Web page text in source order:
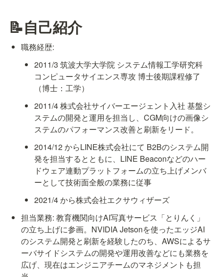
📝自己紹介
職務経歴:
2011/3 筑波大学大学院 システム情報工学研究科
コンピュータサイエンス専攻 博士後期課程修了
（博士：工学）
2011/4 株式会社サイバーエージェント入社 基盤シ
ステムの開発と運用を担当し、CGM向けの画像シ
ステムのパフォーマンス改善と刷新をリード。
2014/12 からLINE株式会社にて B2Bのシステム開
発を担当するとともに、LINE Beaconなどのハー
ドウェア連動プラットフォームの立ち上げメンバ
ーとして技術面全般の業務に従事
2021/4 から株式会社エクサウィザーズ
担当業務: 教育機関向けAI写真サービス「とりんく」
の立ち上げに参画。NVIDIA Jetsonを使ったエッジAI
のシステム開発と刷新を経験したのち、AWSによるサ
ーバサイドシステムの開発や運用改善などにも業務を
広げ、現在はエンジニアチームのマネジメントも担